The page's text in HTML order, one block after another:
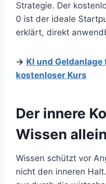
Strategie. Der
0 ist der ideale
erklärt, direkt
→ KI und
kostenloser Kurs
Der innere
Wissen
Wissen schützt vor
nicht den inneren